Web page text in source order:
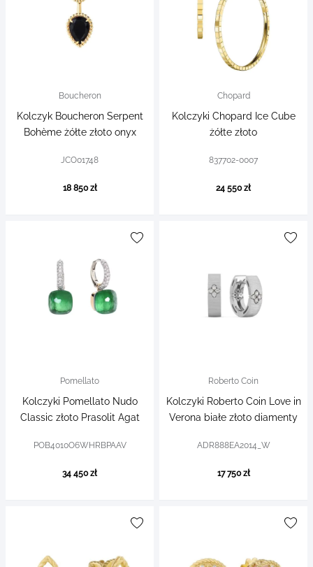
Boucheron
Kolczyk Boucheron Serpent
Bohème żółte złoto onyx
JCO01748
18 850 zł
Chopard
Kolczyki Chopard Ice Cube
żółte złoto
837702-0007
24 550 zł
Pomellato
Kolczyki Pomellato Nudo
Classic złoto Prasolit Agat
POB4010O6WHRBPAAV
34 450 zł
Roberto Coin
Kolczyki Roberto Coin Love in
Verona białe złoto diamenty
ADR888EA2014_W
17 750 zł